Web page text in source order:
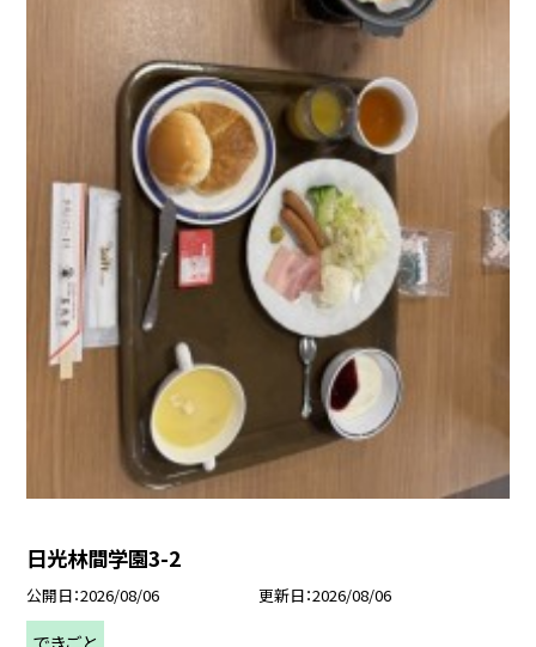
日光林間学園3-2
公開日 2026/08/06 更新日 2026/08/06